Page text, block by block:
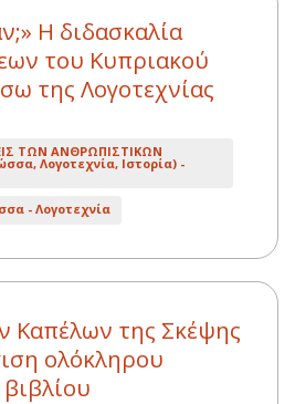
Η διδασκαλία
του Κυπριακού
της Λογοτεχνίας
ΤΩΝ ΑΝΘΡΩΠΙΣΤΙΚΩΝ
Λογοτεχνία, Ιστορία) -
- Λογοτεχνία
Καπέλων της Σκέψης
ολόκληρου